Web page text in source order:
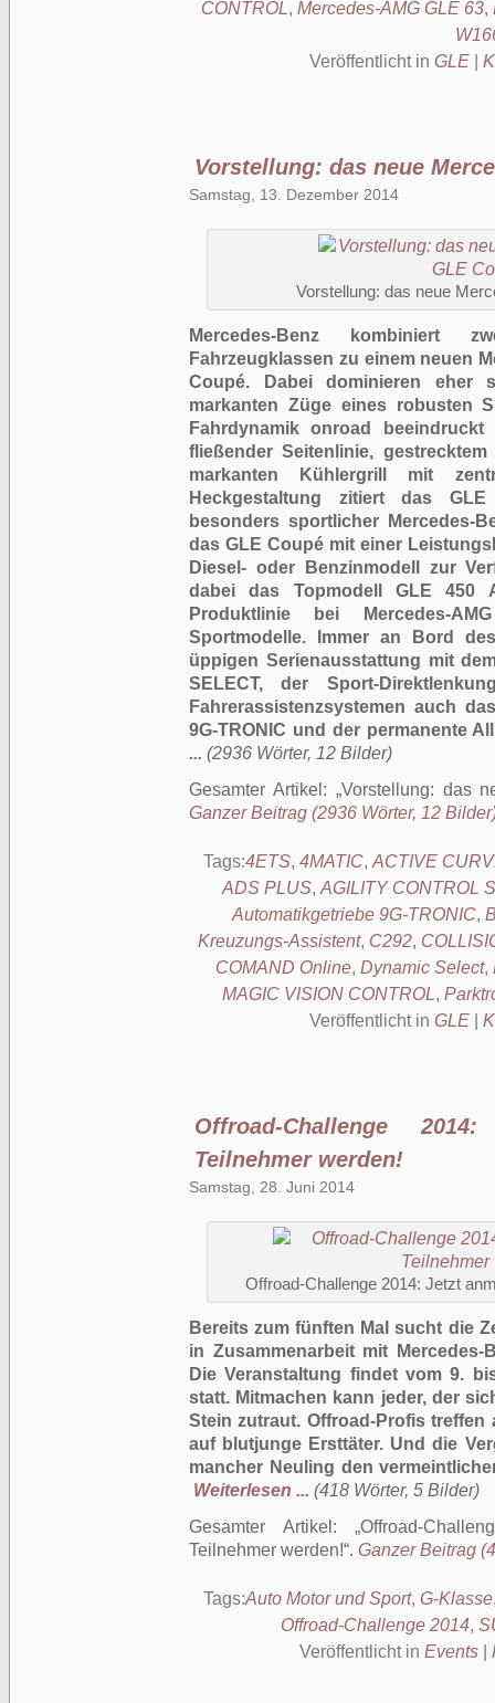
CONTROL, Mercedes-AMG GLE 63,
Veröffentlicht in GLE|
Vorstellung: das neue
Samstag, 13. Dezember 2014
Vorstellung: das neue
Mercedes-Benz kombiniert
Fahrzeugklassen zu einem neuen
Coupé. Dabei dominieren eher
markanten Züge eines robusten
Fahrdynamik onroad
fließender Seitenlinie,
markanten Kühlergrill mit
Heckgestaltung zitiert das
besonders sportlicher Mercedes-
das GLE Coupé mit einer
Diesel- oder Benzinmodell zur
dabei das Topmodell GLE 450
Produktlinie bei Mercedes-
Sportmodelle. Immer an Bord
üppigen Serienausstattung mit
SELECT, der Sport-
Fahrerassistenzsystemen auch
9G-TRONIC und der permanente
... (2936 Wörter, 12 Bilder)
Gesamter Artikel:
Vorstellung: das
Ganzer Beitrag (2936 Wörter, 12
Tags:4ETS, 4MATIC, ACTIVE
ADS PLUS, AGILITY CONTROL
Automatikgetriebe 9G-TRONIC,
Kreuzungs-Assistent, C292,
COMAND Online, Dynamic Select,
MAGIC VISION CONTROL,
Veröffentlicht in GLE|
Offroad-Challenge
Teilnehmer werden!
Samstag, 28. Juni 2014
Offroad-Challenge 2014: Jetzt
Bereits zum fünften Mal sucht die
in Zusammenarbeit mit Mercedes-
Die Veranstaltung findet vom 9.
statt. Mitmachen kann jeder, der
Stein zutraut. Offroad-Profis treffen
auf blutjunge Ersttäter. Und die
mancher Neuling den
Weiterlesen ... (418 Wörter, 5 Bilder)
Gesamter Artikel: Offroad-
Teilnehmer werden! . Ganzer Beitrag
Tags:Auto Motor und Sport, G-Klasse
Offroad-Challenge 2014,
Veröffentlicht in Events